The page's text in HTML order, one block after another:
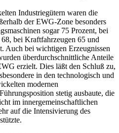
Industriegütern waren die
der EWG-Zone besonders
sogar 75 Prozent, bei
bei Kraftfahrzeugen 65 und
Auch bei wichtigen Erzeugnissen
überdurchschnittliche Anteile
erzielt. Dies läßt den Schluß zu,
in den technologisch und
modernen
stetig ausbaute, die
im innergemeinschaftlichen
auf die Intensivierung des